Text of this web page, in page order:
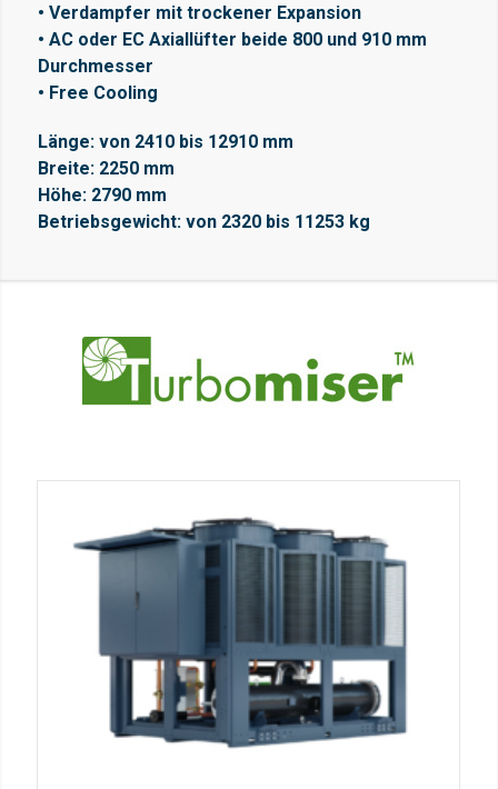
• Verdampfer mit trockener Expansion
• AC oder EC Axiallüfter beide 800 und 910 mm
Durchmesser
• Free Cooling
Länge: von 2410 bis 12910 mm
Breite: 2250 mm
Höhe: 2790 mm
Betriebsgewicht: von 2320 bis 11253 kg